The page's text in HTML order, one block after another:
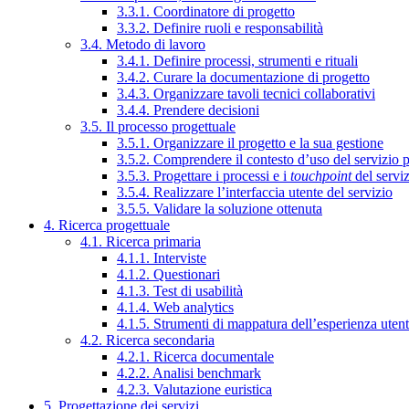
3.3.1. Coordinatore di progetto
3.3.2. Definire ruoli e responsabilità
3.4. Metodo di lavoro
3.4.1. Definire processi, strumenti e rituali
3.4.2. Curare la documentazione di progetto
3.4.3. Organizzare tavoli tecnici collaborativi
3.4.4. Prendere decisioni
3.5. Il processo progettuale
3.5.1. Organizzare il progetto e la sua gestione
3.5.2. Comprendere il contesto d’uso del servizio
3.5.3. Progettare i processi e i touchpointdel
3.5.4. Realizzare l’interfaccia utente del servizio
3.5.5. Validare la soluzione ottenuta
4. Ricerca progettuale
4.1. Ricerca primaria
4.1.1. Interviste
4.1.2. Questionari
4.1.3. Test di usabilità
4.1.4. Web analytics
4.1.5. Strumenti di mappatura dell’esperienza
4.2. Ricerca secondaria
4.2.1. Ricerca documentale
4.2.2. Analisi benchmark
4.2.3. Valutazione euristica
5. Progettazione dei servizi